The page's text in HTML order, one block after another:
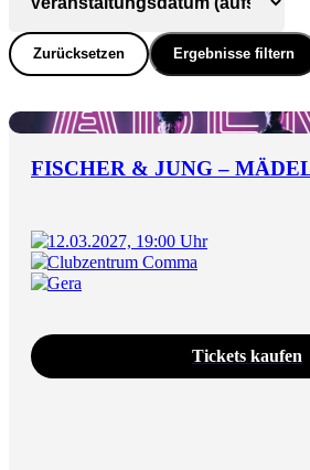
Zurücksetzen Ergebnisse filtern
FISCHER & JUNG –
12.03.2027, 19:00 Uhr
Clubzentrum Comma
Gera
Tickets kaufen